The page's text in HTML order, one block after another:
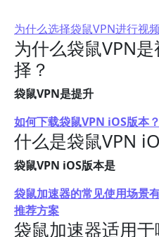
为什么选择袋鼠VPN进行视
为什么袋鼠VPN
择？
袋鼠VPN是提升
如何下载袋鼠VPN iOS版本？
什么是袋鼠VPN
袋鼠VPN iOS版本是
袋鼠加速器的常见使用场景
推荐方案
袋鼠加速器适用